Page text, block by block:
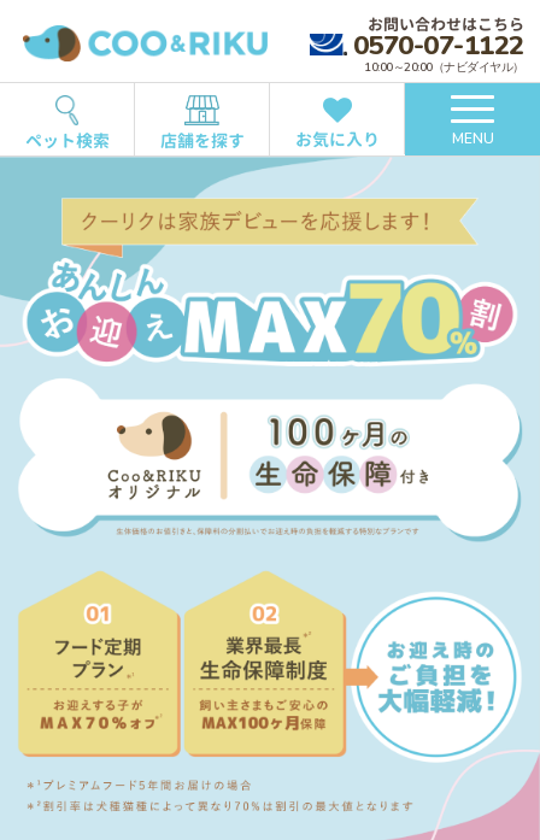
お問い合わせはこちら
0570-07-1122
10:00～20:00（ナビダイヤル）
ペット検索 店舗を探す お気に入り MENU